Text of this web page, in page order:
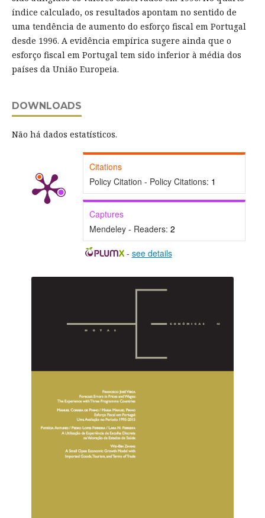
índice calculado, os resultados apontam no sentido de
uma tendência de aumento do esforço fiscal em Portugal
desde 1996. A evidência empírica sugere ainda que o
esforço fiscal em Portugal tem sido inferior à média dos
países da União Europeia.
DOWNLOADS
Não há dados estatísticos.
Citations
Policy Citation - Policy Citations: 1
Captures
Mendeley - Readers: 2
- see details